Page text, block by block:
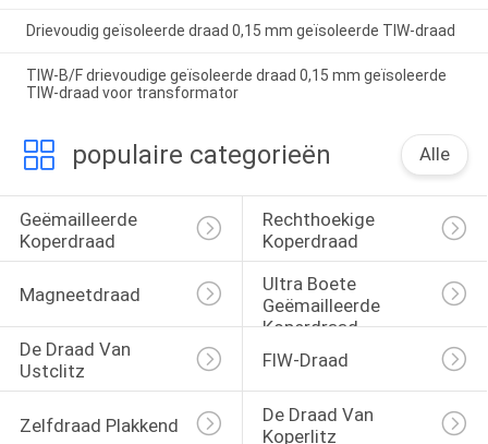
Drievoudig geïsoleerde draad 0,15 mm geïsoleerde TIW-draad
TIW-B/F drievoudige geïsoleerde draad 0,15 mm geïsoleerde
TIW-draad voor transformator
populaire categorieën Alle
Geëmailleerde
Koperdraad
Rechthoekige
Koperdraad
Magneetdraad
Ultra Boete
Geëmailleerde
Koperdraad
De Draad Van
Ustclitz
FIW-Draad
Zelfdraad Plakkend
De Draad Van
Koperlitz